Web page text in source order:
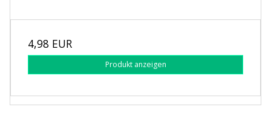
4,98 EUR
Produkt anzeigen